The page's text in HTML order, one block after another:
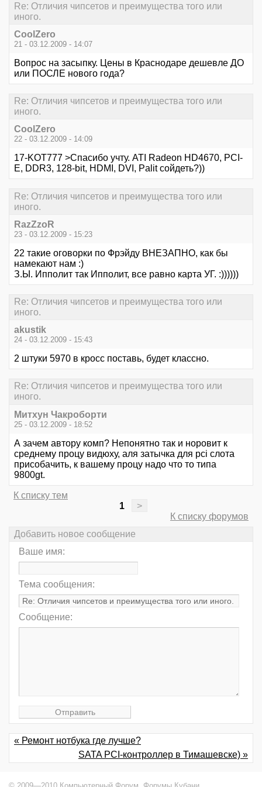
Re: Отличия чипсетов и преимущества того или
иного.
CoolZero
21 - 03.12.2009 - 14:07
Вопрос на засыпку. Цены в Краснодаре дешевле ДО
или ПОСЛЕ нового года?
Re: Отличия чипсетов и преимущества того или
иного.
CoolZero
22 - 03.12.2009 - 14:09
17-KOT777 >Спасибо учту. ATI Radeon HD4670, PCI-
E, DDR3, 128-bit, HDMI, DVI, Palit сойдеть?))
Re: Отличия чипсетов и преимущества того или
иного.
RazZzoR
23 - 03.12.2009 - 15:23
22 такие оговорки по Фрэйду ВНЕЗАПНО, как бы
намекают нам :)
З.Ы. Ипполит так Ипполит, все равно карта УГ. :))))))
Re: Отличия чипсетов и преимущества того или
иного.
akustik
24 - 03.12.2009 - 15:43
2 штуки 5970 в кросс поставь, будет классно.
Re: Отличия чипсетов и преимущества того или
иного.
Митхун Чакроборти
25 - 03.12.2009 - 18:52
А зачем автору комп? Непонятно так и норовит к
среднему процу видюху, аля затычка для pci слота
присобачить, к вашему процу надо что то типа
9800gt.
К списку тем
1
>
К списку форумов
Добавить новое сообщение
Ваше имя:
Тема сообщения:
Сообщение:
« Ремонт нотбука где лучше?
SATA PCI-контроллер в Тимашевске) »